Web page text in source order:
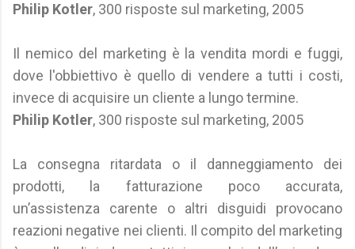
Philip Kotler, 300 risposte sul marketing, 2005
Il nemico del marketing è la vendita mordi e fuggi,
dove l'obbiettivo è quello di vendere a tutti i costi,
invece di acquisire un cliente a lungo termine.
Philip Kotler, 300 risposte sul marketing, 2005
La consegna ritardata o il danneggiamento dei
prodotti, la fatturazione poco accurata,
un’assistenza carente o altri disguidi provocano
reazioni negative nei clienti. Il compito del marketing